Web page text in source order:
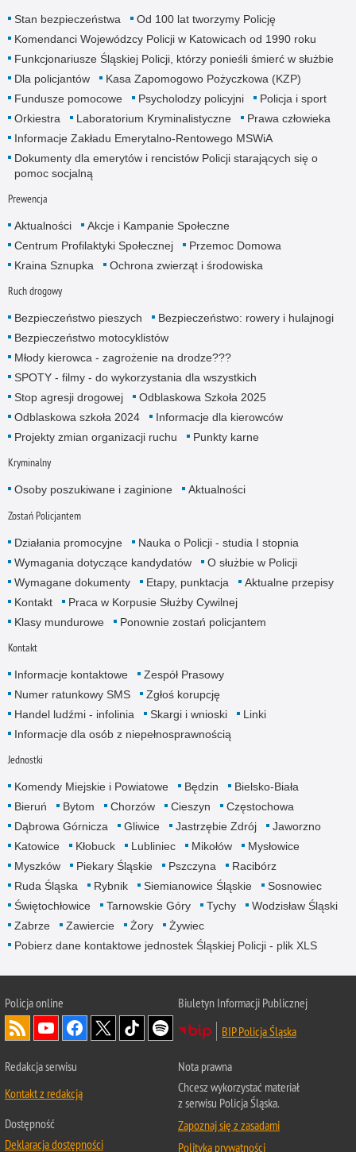
Stan bezpieczeństwa
Od 100 lat tworzymy Policję
Komendanci Wojewódzcy Policji w Katowicach od 1990 roku
Funkcjonariusze Śląskiej Policji, którzy ponieśli śmierć w służbie
Dla policjantów
Kasa Zapomogowo Pożyczkowa (KZP)
Fundusze pomocowe
Psycholodzy policyjni
Policja i sport
Orkiestra
Laboratorium Kryminalistyczne
Prawa człowieka
Informacje Zakładu Emerytalno-Rentowego MSWiA
Dokumenty dla emerytów i rencistów Policji starających się o
pomoc socjalną
Prewencja
Aktualności
Akcje i Kampanie Społeczne
Centrum Profilaktyki Społecznej
Przemoc Domowa
Kraina Sznupka
Ochrona zwierząt i środowiska
Ruch drogowy
Bezpieczeństwo pieszych
Bezpieczeństwo: rowery i hulajnogi
Bezpieczeństwo motocyklistów
Młody kierowca - zagrożenie na drodze???
SPOTY - filmy - do wykorzystania dla wszystkich
Stop agresji drogowej
Odblaskowa Szkoła 2025
Odblaskowa szkoła 2024
Informacje dla kierowców
Projekty zmian organizacji ruchu
Punkty karne
Kryminalny
Osoby poszukiwane i zaginione Aktualności
Zostań Policjantem
Działania promocyjne
Nauka o Policji - studia I stopnia
Wymagania dotyczące kandydatów
O służbie w Policji
Wymagane dokumenty
Etapy, punktacja
Aktualne przepisy
Kontakt
Praca w Korpusie Służby Cywilnej
Klasy mundurowe
Ponownie zostań policjantem
Kontakt
Informacje kontaktowe
Zespół Prasowy
Numer ratunkowy SMS
Zgłoś korupcję
Handel ludźmi - infolinia
Skargi i wnioski
Linki
Informacje dla osób z niepełnosprawnością
Jednostki
Komendy Miejskie i Powiatowe Będzin
Bielsko-Biała
Bieruń
Bytom Chorzów Cieszyn
Częstochowa
Dąbrowa Górnicza
Gliwice Jastrzębie Zdrój
Jaworzno
Katowice
Kłobuck Lubliniec Mikołów
Mysłowice
Myszków
Piekary Śląskie Pszczyna
Racibórz
Ruda Śląska
Rybnik Siemianowice Śląskie
Sosnowiec
Świętochłowice
Tarnowskie Góry Tychy
Wodzisław Śląski
Zabrze
Zawiercie Żory
Żywiec
Pobierz dane kontaktowe jednostek Śląskiej Policji - plik XLS
Policja online
Biuletyn Informacji Publicznej
BIP Policja Śląska
Redakcja serwisu
Kontakt z redakcją
Dostępność
Deklaracja dostępności
Nota prawna
Chcesz wykorzystać materiał
z serwisu Policja Śląska.
Zapoznaj się z zasadami
Polityka prywatności